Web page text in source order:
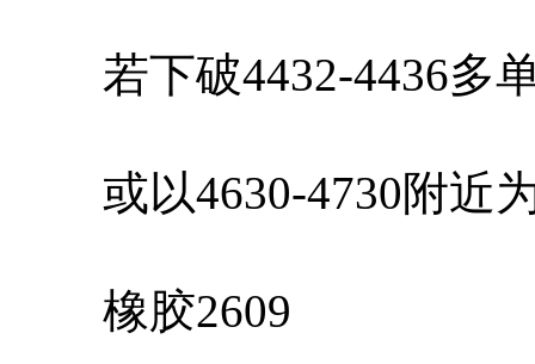
若下破4432-4436多
或以4630-4730附近
橡胶2609